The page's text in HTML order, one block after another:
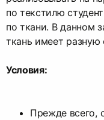
по текстилю
по ткани. В данном
ткань имеет разную
Условия:
Прежде всего,